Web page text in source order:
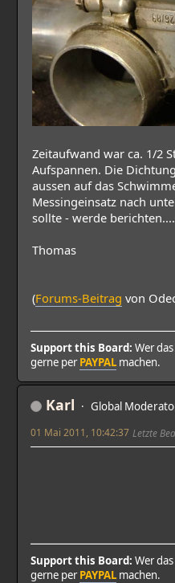
Zeitaufwand war ca. 1/2
Aufspannen. Die
aussen auf das
Messingeinsatz nach
sollte - werde berichten....
Thomas
(Forums-Beitrag von
Support this Board: Wer
gerne perPAYPAL machen.
Karl Global
01 Mai 2011, 10:42:37 Letzte
Support this Board: Wer
gerne perPAYPAL machen.